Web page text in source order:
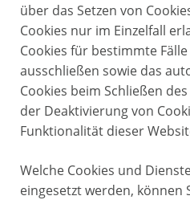
über das Setzen von
Cookies nur im Einzelfall
Cookies für bestimmte
ausschließen sowie das
Cookies beim Schließen
der Deaktivierung von
Funktionalität dieser
Welche Cookies und
eingesetzt werden, können